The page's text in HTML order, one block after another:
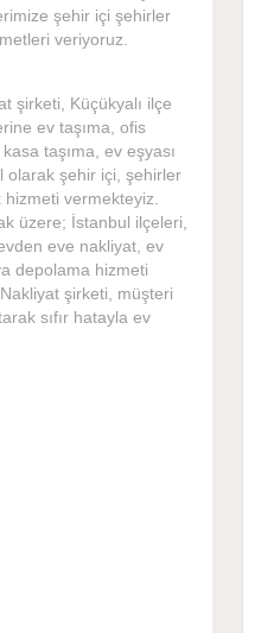
şehir içi şehirler
veriyoruz.
şirketi, Küçükyalı ilçe
ev taşıma, ofis
taşıma, ev eşyası
olarak şehir içi, şehirler
hizmeti vermekteyiz.
üzere; İstanbul ilçeleri,
eve nakliyat, ev
depolama hizmeti
şirketi, müşteri
sıfır hatayla ev